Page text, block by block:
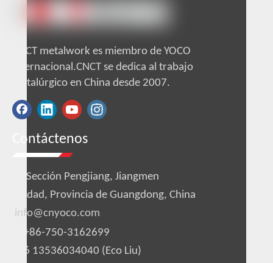
CNCT metalwork es miembro de YOCO
internacional.CNCT se dedica al trabajo
metalúrgico en China desde 2007.
Contáctenos
Sección Pengjiang, Jiangmen
Ciudad, Provincia de Guangdong, China
info@cnyoco.com
+86-750-3162699
+86 13536034040 (Eco Liu)